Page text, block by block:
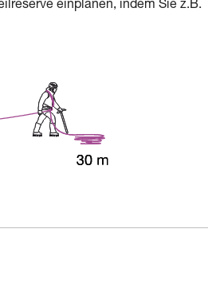
einplanen, indem Sie z.B.